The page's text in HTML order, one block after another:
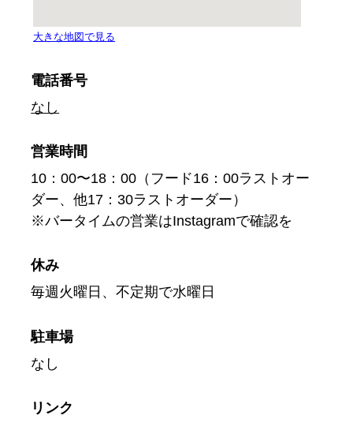
電話番号
なし
営業時間
10：00〜18：00（フード16：00ラストオー
ダー、他17：30ラストオーダー）
※バータイムの営業はInstagramで確認を
休み
毎週火曜日、不定期で水曜日
駐車場
なし
リンク